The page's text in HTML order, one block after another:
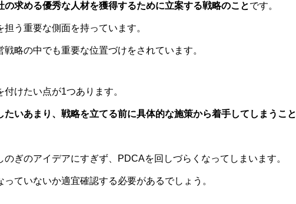
の求める優秀な人材を獲得するために立案する戦略のことです。
う重要な側面を持っています。
略の中でも重要な位置づけをされています。
けたい点が1つあります。
たいあまり、戦略を立てる前に具体的な施策から着手してしまうこと
ぎのアイデアにすぎず、PDCAを回しづらくなってしまいます。
ていないか適宜確認する必要があるでしょう。